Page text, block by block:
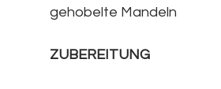
gehobelte Mandeln
ZUBEREITUNG